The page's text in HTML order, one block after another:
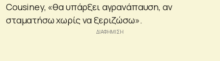
Cousiney, «θα υπάρξει αγρανάπαυση, αν
σταματήσω χωρίς να ξεριζώσω».